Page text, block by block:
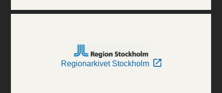
Regionarkivet Stockholm